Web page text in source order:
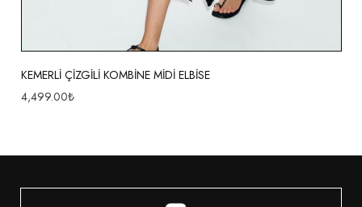
KEMERLİ ÇİZGİLİ KOMBİNE MİDİ ELBİSE
4,499.00₺